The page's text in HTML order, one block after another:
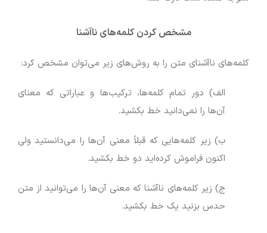
مشخص کردن کلمه‌های ناآشنا
کلمه‌های ناآشنای متن را به روش‌های زیر می‌توان مشخص کرد:
الف) دور تمام کلمه‌ها، ترکیب‌ها و عباراتی که معنای
آن‌ها را نمی‌دانید خط بکشید.
ب) زیر کلمه‌هایی که قبلاً معنی آن‌ها را می‌دانستید ولی
اکنون فراموش کرده‌اید دو خط بکشید.
ج) زیر کلمه‌های ناآشنا که معنی آن‌ها را می‌توانید از متن
حدس بزنید یک خط بکشید.